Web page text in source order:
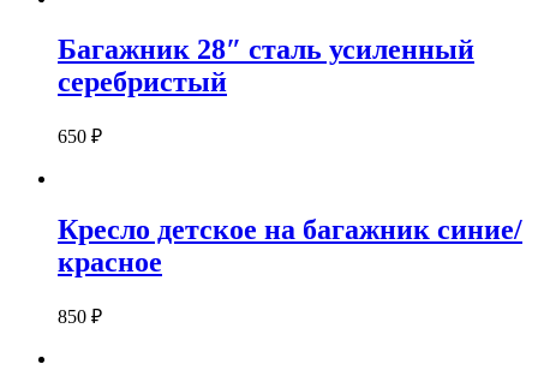
Багажник 28″ сталь усиленный
серебристый
650 ₽
Кресло детское на багажник синие/
красное
850 ₽